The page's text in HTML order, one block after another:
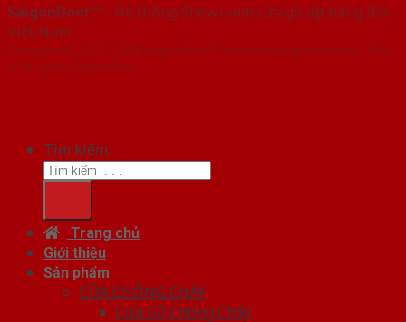
SaigonDoor™ - Hệ thống Showroom cửa gỗ đẹp hàng đầu
Việt Nam
Copyright ⓒ 2016 – 2026 SaigonDoor™ - www.bancuagodep.com | Đơn
vị chủ quản SaigonDoor
Tìm kiếm:
Trang chủ
Giới thiệu
Sản phẩm
CỬA CHỐNG CHÁY
Cửa Gỗ Chống Cháy